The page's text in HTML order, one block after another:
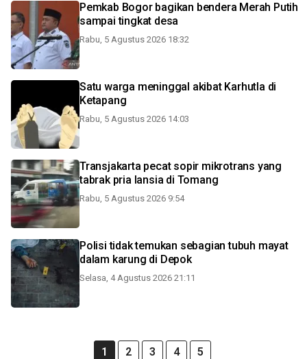
Pemkab Bogor bagikan bendera Merah Putih
sampai tingkat desa
Rabu, 5 Agustus 2026 18:32
Satu warga meninggal akibat Karhutla di
Ketapang
Rabu, 5 Agustus 2026 14:03
Transjakarta pecat sopir mikrotrans yang
tabrak pria lansia di Tomang
Rabu, 5 Agustus 2026 9:54
Polisi tidak temukan sebagian tubuh mayat
dalam karung di Depok
Selasa, 4 Agustus 2026 21:11
1 2 3 4 5